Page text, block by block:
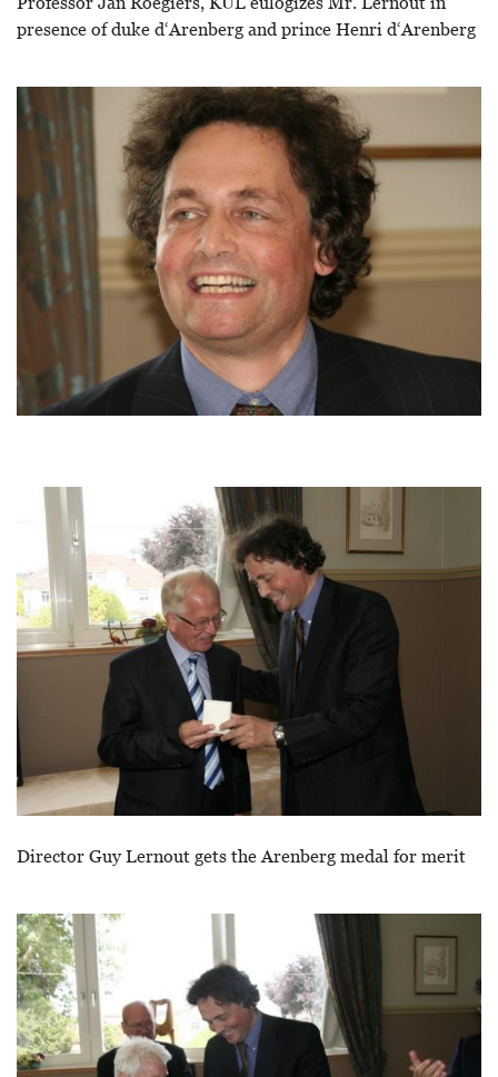
presence of duke d‘Arenberg and prince Henri d‘Arenberg
Image
Director Guy Lernout gets the Arenberg medal for merit
Image